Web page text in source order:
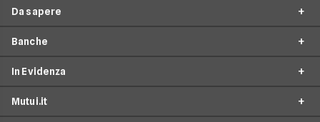
Mutuo Seconda Casa
Surroga Mutuo
Mutuo per Liquidità
Simulazione Mutuo
Calcolo Piano di Ammortamento
Calcolo Importo da Rata
Da sapere
Tassi di interesse mutui
Rinegoziazione mutuo o surroga?
Banche
Fineco
In Evidenza
Mutui.it